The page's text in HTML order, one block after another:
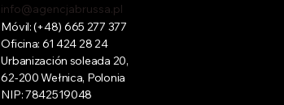
info@agencjabrussa.pl
Móvil:(+48) 665 277 377
Oficina: 61 424 28 24
Urbanización soleada 20,
62-200 Wełnica, Polonia
NIP: 7842519048